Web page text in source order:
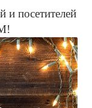
и посетителей